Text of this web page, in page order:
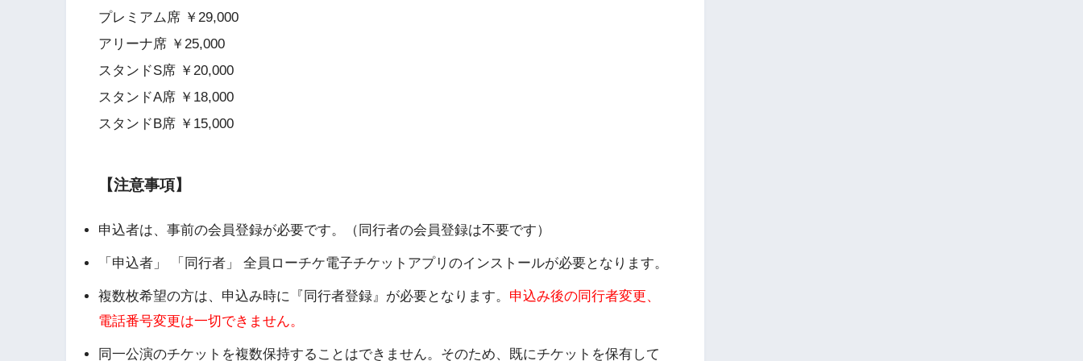
プレミアム席 ￥29,000
アリーナ席 ￥25,000
スタンドS席 ￥20,000
スタンドA席 ￥18,000
スタンドB席 ￥15,000
【注意事項】
申込者は、事前の会員登録が必要です。（同行者の会員登録は不要です）
「申込者」 「同行者」 全員ローチケ電子チケットアプリのインストールが必要となります。
複数枚希望の方は、申込み時に『同行者登録』が必要となります。 申込み後の同行者変更、
電話番号変更は一切できません。
同一公演のチケットを複数保持することはできません。そのため、既にチケットを保有して